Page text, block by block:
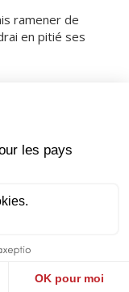
ramener de
en pitié ses
:
la venue de ton
d’amour pour